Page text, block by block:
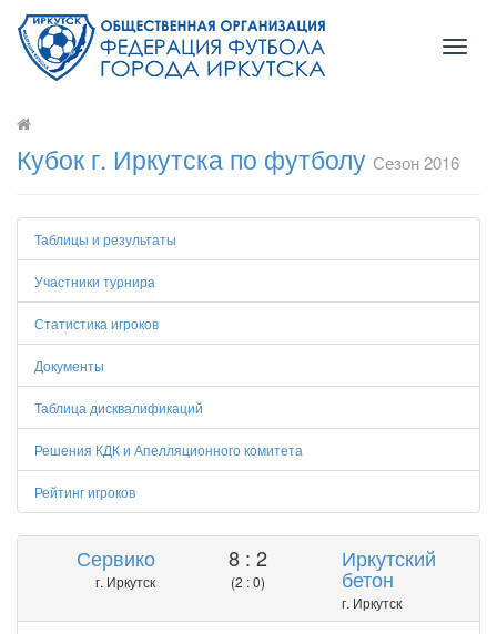
Кубок г. Иркутска по футболу Сезон 2016
Таблицы и результаты
Участники турнира
Статистика игроков
Документы
Таблица дисквалификаций
Решения КДК и Апелляционного комитета
Рейтинг игроков
Сервико
г. Иркутск
8 : 2
(2 : 0)
Иркутский
бетон
г. Иркутск